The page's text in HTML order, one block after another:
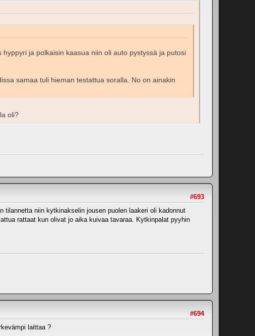
ja polkaisin kaasua niin oli auto pystyssä ja putosi
samaa tuli hieman testattua soralla. No on ainakin
oli?
#693
niin kytkinakselin jousen puolen laakeri oli kadonnut
rattaat kun olivat jo aika kuivaa tavaraa. Kytkinpalat pyyhin
#694
laittaa ?